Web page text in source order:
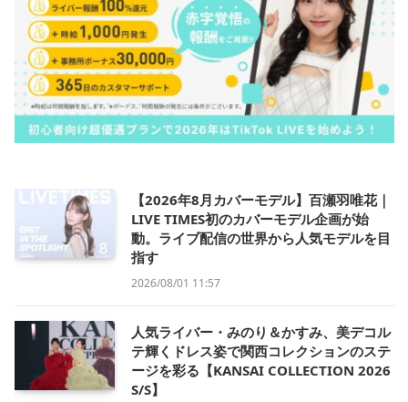
【2026年8月カバーモデル】百瀬羽唯花｜
LIVE TIMES初のカバーモデル企画が始
動。ライブ配信の世界から人気モデルを目
指す
2026/08/01 11:57
人気ライバー・みのり＆かすみ、美デコル
テ輝くドレス姿で関西コレクションのステ
ージを彩る【KANSAI COLLECTION 2026
S/S】